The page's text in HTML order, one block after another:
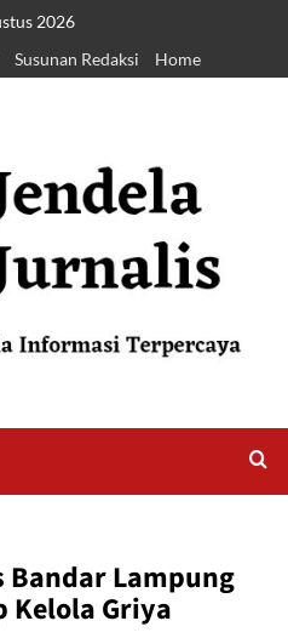
2026
Susunan Redaksi Home
Bandar Lampung
Kelola Griya